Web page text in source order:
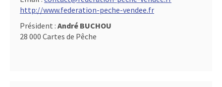
http://www.federation-peche-vendee.fr
Président : André BUCHOU
28 000 Cartes de Pêche